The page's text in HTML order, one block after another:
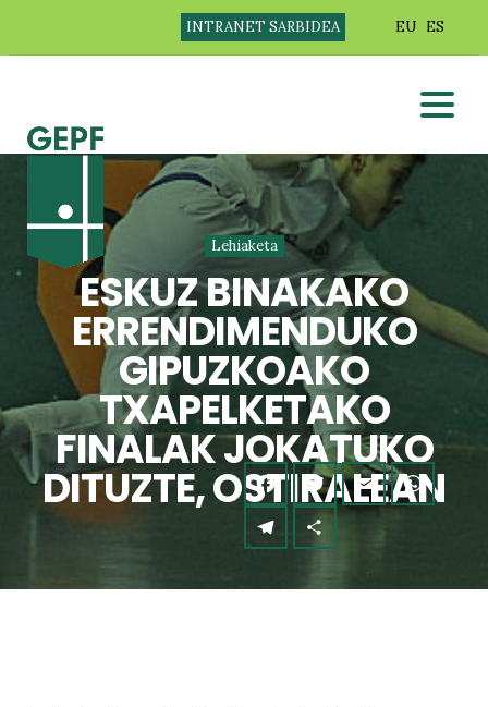
INTRANET SARBIDEA EU ES
Lehiaketa
ESKUZ BINAKAKO
ERRENDIMENDUKO
GIPUZKOAKO
TXAPELKETAKO
FINALAK JOKATUKO
DITUZTE, OSTIRALEAN